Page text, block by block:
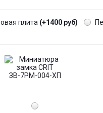
плита (+1400 руб)